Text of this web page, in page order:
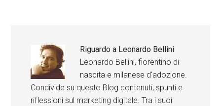
Riguardo a Leonardo Bellini
Leonardo Bellini, fiorentino di
nascita e milanese d'adozione.
Condivide su questo Blog contenuti, spunti e
riflessioni sul marketing digitale. Tra i suoi